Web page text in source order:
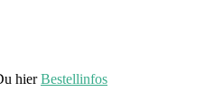
hierBestellinfos